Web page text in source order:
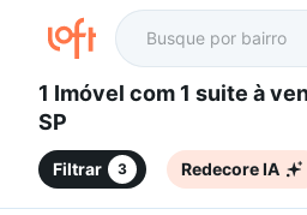
1 Imóvel com 1 suite à venda em Vila Paraíso, Campinas,
SP
Filtrar 3 Redecore IA